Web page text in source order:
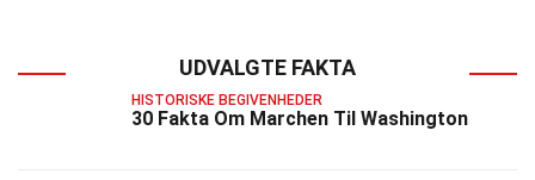
UDVALGTE FAKTA
HISTORISKE BEGIVENHEDER
30 Fakta Om Marchen Til Washington